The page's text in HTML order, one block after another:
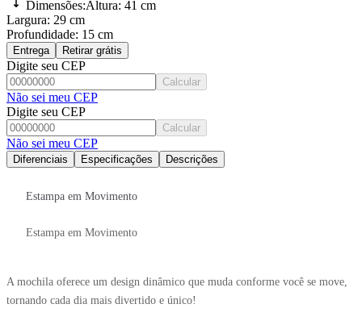
Dimensões:Altura: 41 cm
Largura: 29 cm
Profundidade: 15 cm
Entrega Retirar grátis
Digite seu CEP
Calcular
Não sei meu CEP
Digite seu CEP
Calcular
Não sei meu CEP
Diferenciais Especificações Descrições
Estampa em Movimento
Estampa em Movimento
A mochila oferece um design dinâmico que muda conforme você se move,
tornando cada dia mais divertido e único!